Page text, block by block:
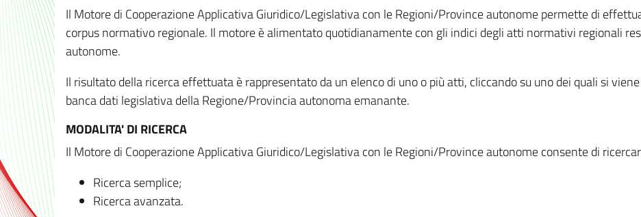
Il Motore di Cooperazione Applicativa Giuridico/Legislativa con le Regioni/Province autonome permette di
corpus normativo regionale. Il motore è alimentato quotidianamente con gli indici degli atti normativi regionali
autonome.
Il risultato della ricerca effettuata è rappresentato da un elenco di uno o più atti, cliccando su uno dei quali si
banca dati legislativa della Regione/Provincia autonoma emanante.
MODALITA' DI RICERCA
Il Motore di Cooperazione Applicativa Giuridico/Legislativa con le Regioni/Province autonome consente di
Ricerca semplice;
Ricerca avanzata.